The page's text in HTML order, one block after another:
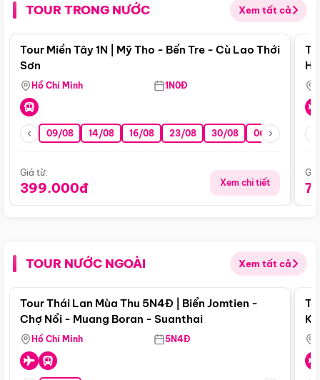
TOUR TRONG NƯỚC Xem tất cả
Điểm nổi bật
Tour Miền Tây 1N | Mỹ Tho - Bến Tre - Cù Lao Thới
Sơn
Hồ Chí Minh 1N0Đ
09/08 14/08 16/08 23/08 30/08 06/09 13/09
Giá từ:
399.000đ Xem chi tiết
TOUR NƯỚC NGOÀI Xem tất cả
Điểm nổi bật
Tour Thái Lan Mùa Thu 5N4Đ | Biển Jomtien -
Chợ Nổi - Muang Boran - Suanthai
Hồ Chí Minh 5N4Đ